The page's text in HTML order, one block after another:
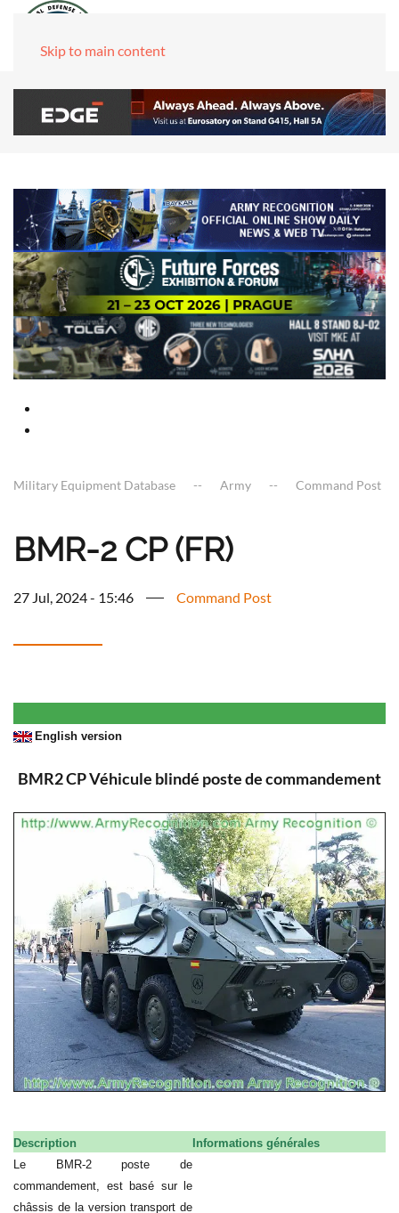
Skip to main content
Military Equipment Database Army Command Post
BMR-2 CP (FR)
27 Jul, 2024 - 15:46 Command Post
English version
BMR2 CP Véhicule blindé poste de commandement
Description
Informations générales
Le BMR-2 poste de
commandement, est basé sur le
châssis de la version transport de